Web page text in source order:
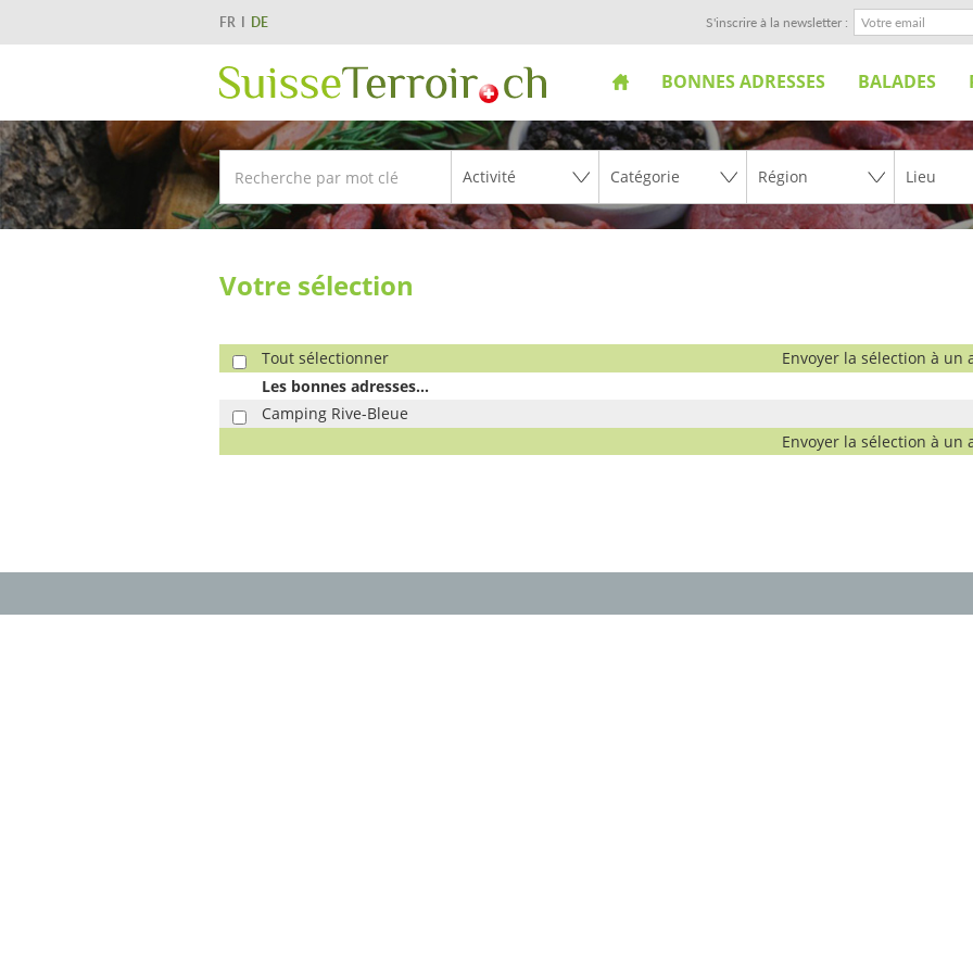
FR DE S'inscrire à la newsletter :
BONNES ADRESSES BALADES
Votre sélection
Tout sélectionner Envoyer la sélection à un
Les bonnes adresses...
Camping Rive-Bleue
Envoyer la sélection à un